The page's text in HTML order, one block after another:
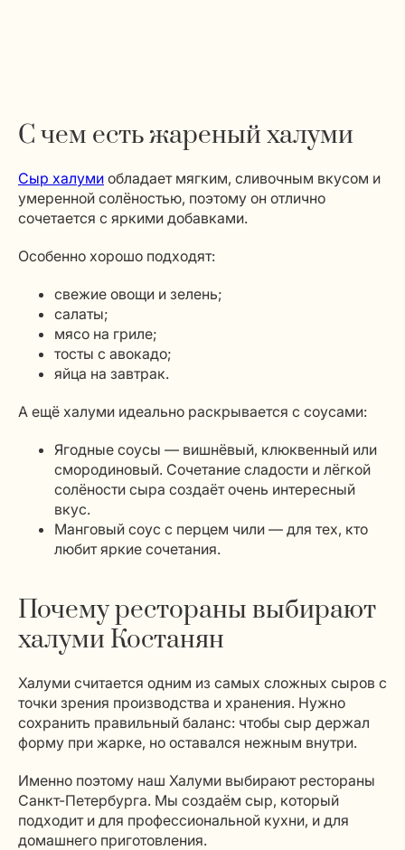
С чем есть жареный халуми
Сыр халуми обладает мягким, сливочным вкусом и
умеренной солёностью, поэтому он отлично
сочетается с яркими добавками.
Особенно хорошо подходят:
свежие овощи и зелень;
салаты;
мясо на гриле;
тосты с авокадо;
яйца на завтрак.
А ещё халуми идеально раскрывается с соусами:
Ягодные соусы — вишнёвый, клюквенный или
смородиновый. Сочетание сладости и лёгкой
солёности сыра создаёт очень интересный
вкус.
Манговый соус с перцем чили — для тех, кто
любит яркие сочетания.
Почему рестораны выбирают
халуми Костанян
Халуми считается одним из самых сложных сыров с
точки зрения производства и хранения. Нужно
сохранить правильный баланс: чтобы сыр держал
форму при жарке, но оставался нежным внутри.
Именно поэтому наш Халуми выбирают рестораны
Санкт-Петербурга. Мы создаём сыр, который
подходит и для профессиональной кухни, и для
домашнего приготовления.